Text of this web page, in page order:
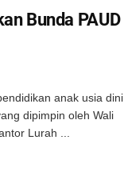
Bunda PAUD
anak usia dini
dipimpin oleh Wali
Lurah ...